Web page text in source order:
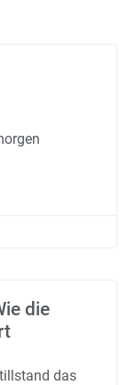
die
das